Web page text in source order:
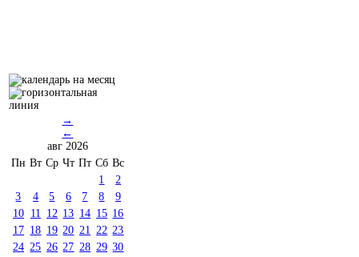
→
←
авг 2026
Пн Вт Ср Чт Пт Сб Вс
1
2
3
4 5 6 7 8
9
10 11 12 13 14 15 16
17 18 19 20 21 22 23
24 25 26 27 28 29 30